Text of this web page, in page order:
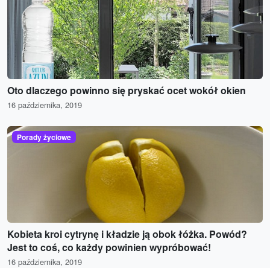
Oto dlaczego powinno się pryskać ocet wokół okien
16 października, 2019
Porady życiowe
Kobieta kroi cytrynę i kładzie ją obok łóżka. Powód?
Jest to coś, co każdy powinien wypróbować!
16 października, 2019